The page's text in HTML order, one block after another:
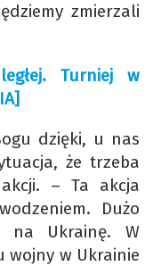
zmierzali
Turniej w
dzięki, u nas
że trzeba
– Ta akcja
Dużo
na Ukrainę. W
wojny w Ukrainie